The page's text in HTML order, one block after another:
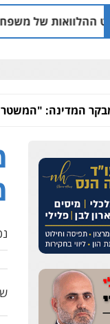
משפחת הרינג | 16:14
המדינה: